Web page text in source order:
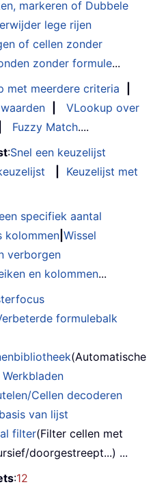
markeren of Dubbele
lege rijen
of cellen zonder
zonder formule...
met meerdere criteria
VLookup over
Fuzzy Match....
:Snel een keuzelijst
Keuzelijst met
specifiek aantal
kolommen Wissel
verborgen
en kolommen...
formulebalk
(Automatische
Werkbladen
Cellen decoderen
van lijst
filter(Filter cellen met
doorgestreept...) ...
:12